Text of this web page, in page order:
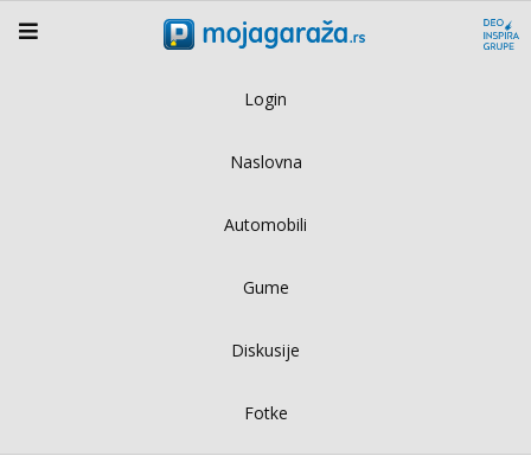
Login
Naslovna
Automobili
Gume
Diskusije
Fotke